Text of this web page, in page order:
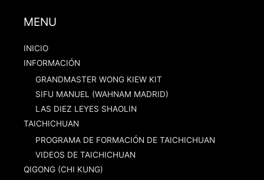
MENU
INICIO
INFORMACIÓN
GRANDMASTER WONG KIEW KIT
SIFU MANUEL (WAHNAM MADRID)
LAS DIEZ LEYES SHAOLIN
TAICHICHUAN
PROGRAMA DE FORMACIÓN DE TAICHICHUAN
VIDEOS DE TAICHICHUAN
QIGONG (CHI KUNG)